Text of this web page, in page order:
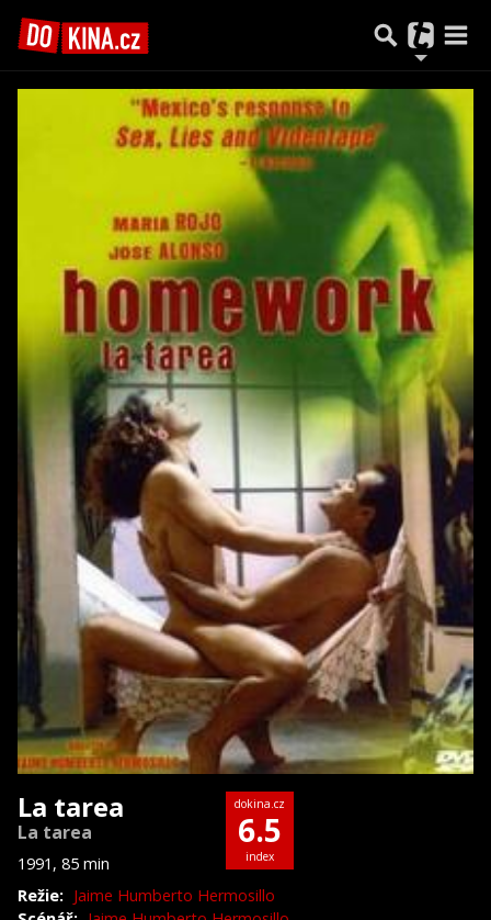
La tarea
La tarea
1991, 85 min
dokina.cz
6.5
index
Režie: Jaime Humberto Hermosillo